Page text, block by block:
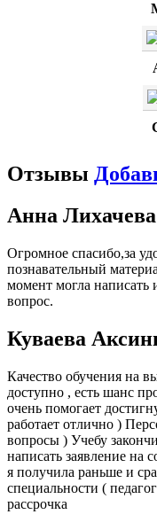
Отзывы
Анна Лихачева
Огромное спасибо,за
познавательный
момент могла
вопрос.
Куваева
Качество обучения на
доступно , есть шанс
очень помогает
работает отлично )
вопросы ) Учебу
написать заявление на
я получила раньше и
специальности (
рассрочка